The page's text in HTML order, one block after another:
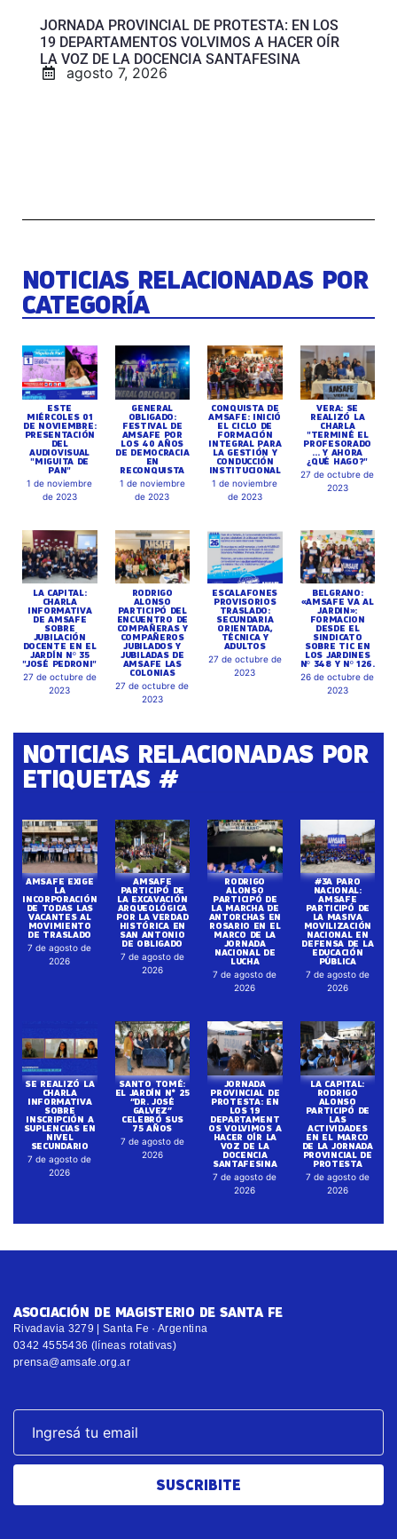
JORNADA PROVINCIAL DE PROTESTA: EN LOS
19 DEPARTAMENTOS VOLVIMOS A HACER OÍR
LA VOZ DE LA DOCENCIA SANTAFESINA
agosto 7, 2026
NOTICIAS RELACIONADAS POR
CATEGORÍA
ESTE
MIÉRCOLES 01
DE NOVIEMBRE:
PRESENTACIÓN
DEL
AUDIOVISUAL
"MIGUITA DE
PAN"
1 de noviembre
de 2023
GENERAL
OBLIGADO:
FESTIVAL DE
AMSAFE POR
LOS 40 AÑOS
DE DEMOCRACIA
EN
RECONQUISTA
1 de noviembre
de 2023
CONQUISTA DE
AMSAFE: INICIÓ
EL CICLO DE
FORMACIÓN
INTEGRAL PARA
LA GESTIÓN Y
CONDUCCIÓN
INSTITUCIONAL
1 de noviembre
de 2023
VERA: SE
REALIZÓ LA
CHARLA
"TERMINÉ EL
PROFESORADO
... Y AHORA
¿QUÉ HAGO?"
27 de octubre de
2023
LA CAPITAL:
CHARLA
INFORMATIVA
DE AMSAFE
SOBRE
JUBILACIÓN
DOCENTE EN EL
JARDÍN Nº 35
"JOSÉ PEDRONI"
27 de octubre de
2023
RODRIGO
ALONSO
PARTICIPÓ DEL
ENCUENTRO DE
COMPAÑERAS Y
COMPAÑEROS
JUBILADOS Y
JUBILADAS DE
AMSAFE LAS
COLONIAS
27 de octubre de
2023
ESCALAFONES
PROVISORIOS
TRASLADO:
SECUNDARIA
ORIENTADA,
TÉCNICA Y
ADULTOS
27 de octubre de
2023
BELGRANO:
«AMSAFE VA AL
JARDIN»:
FORMACION
DESDE EL
SINDICATO
SOBRE TIC EN
LOS JARDINES
Nº 348 Y Nº 126.
26 de octubre de
2023
NOTICIAS RELACIONADAS POR
ETIQUETAS #
AMSAFE EXIGE
LA
INCORPORACIÓN
DE TODAS LAS
VACANTES AL
MOVIMIENTO
DE TRASLADO
7 de agosto de
2026
AMSAFE
PARTICIPÓ DE
LA EXCAVACIÓN
ARQUEOLÓGICA
POR LA VERDAD
HISTÓRICA EN
SAN ANTONIO
DE OBLIGADO
7 de agosto de
2026
RODRIGO
ALONSO
PARTICIPÓ DE
LA MARCHA DE
ANTORCHAS EN
ROSARIO EN EL
MARCO DE LA
JORNADA
NACIONAL DE
LUCHA
7 de agosto de
2026
#3A PARO
NACIONAL:
AMSAFE
PARTICIPÓ DE
LA MASIVA
MOVILIZACIÓN
NACIONAL EN
DEFENSA DE LA
EDUCACIÓN
PÚBLICA
7 de agosto de
2026
SE REALIZÓ LA
CHARLA
INFORMATIVA
SOBRE
INSCRIPCIÓN A
SUPLENCIAS EN
NIVEL
SECUNDARIO
7 de agosto de
2026
SANTO TOMÉ:
EL JARDÍN N° 25
“DR. JOSÉ
GALVEZ”
CELEBRÓ SUS
75 AÑOS
7 de agosto de
2026
JORNADA
PROVINCIAL DE
PROTESTA: EN
LOS 19
DEPARTAMENT
OS VOLVIMOS A
HACER OÍR LA
VOZ DE LA
DOCENCIA
SANTAFESINA
7 de agosto de
2026
LA CAPITAL:
RODRIGO
ALONSO
PARTICIPÓ DE
LAS
ACTIVIDADES
EN EL MARCO
DE LA JORNADA
PROVINCIAL DE
PROTESTA
7 de agosto de
2026
ASOCIACIÓN DE MAGISTERIO DE SANTA FE
Rivadavia 3279 | Santa Fe · Argentina
0342 4555436 (líneas rotativas)
prensa@amsafe.org.ar
SUSCRIBITE